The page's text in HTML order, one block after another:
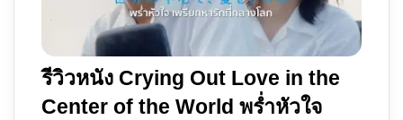
จักรวาล
รีวิวหนัง Crying Out Love in the
Center of the World พร่ำหัวใจ